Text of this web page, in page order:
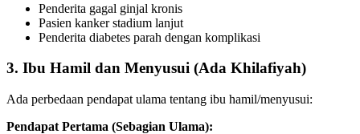
Penderita gagal ginjal kronis
Pasien kanker stadium lanjut
Penderita diabetes parah dengan komplikasi
3. Ibu Hamil dan Menyusui (Ada Khilafiyah)
Ada perbedaan pendapat ulama tentang ibu hamil/menyusui:
Pendapat Pertama (Sebagian Ulama):